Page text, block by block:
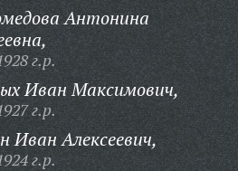
Антонина
г.р.
Иван Максимович,
г.р.
Иван Алексеевич,
г.р.